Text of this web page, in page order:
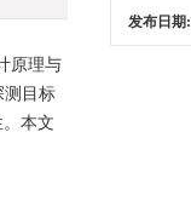
原理与
测目标
本文
发布日期: